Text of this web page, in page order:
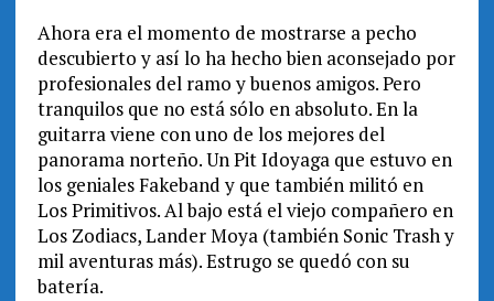
Ahora era el momento de mostrarse a pecho
descubierto y así lo ha hecho bien aconsejado por
profesionales del ramo y buenos amigos. Pero
tranquilos que no está sólo en absoluto. En la
guitarra viene con uno de los mejores del
panorama norteño. Un Pit Idoyaga que estuvo en
los geniales Fakeband y que también militó en
Los Primitivos. Al bajo está el viejo compañero en
Los Zodiacs, Lander Moya (también Sonic Trash y
mil aventuras más). Estrugo se quedó con su
batería.